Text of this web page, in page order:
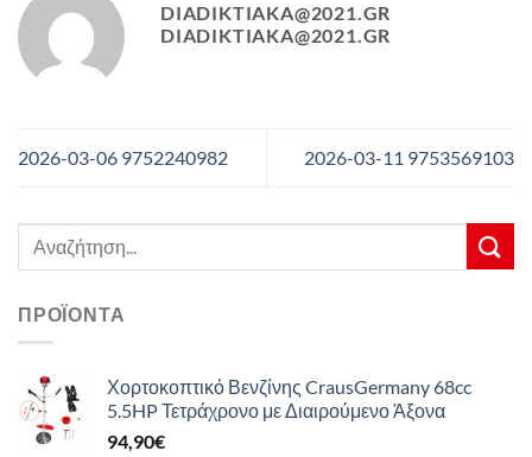
DIADIKTIAKA@2021.GR
DIADIKTIAKA@2021.GR
2026-03-06 9752240982 2026-03-11 9753569103
Αναζήτηση
ΠΡΟΪΌΝΤΑ
Χορτοκοπτικό Βενζίνης CrausGermany 68cc
5.5HP Τετράχρονο με Διαιρούμενο Άξονα
94,90€